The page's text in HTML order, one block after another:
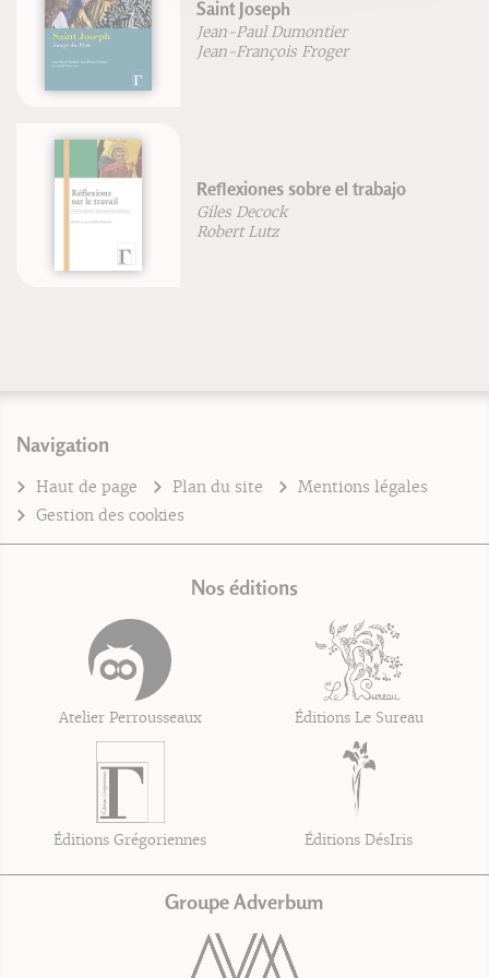
Saint Joseph
Jean-Paul Dumontier
Jean-François Froger
Reflexiones sobre el trabajo
Giles Decock
Robert Lutz
Navigation
Haut de page Plan du site
Mentions légales
Gestion des cookies
Nos éditions
Atelier Perrousseaux Éditions Le Sureau
Éditions Grégoriennes Éditions DésIris
Groupe Adverbum